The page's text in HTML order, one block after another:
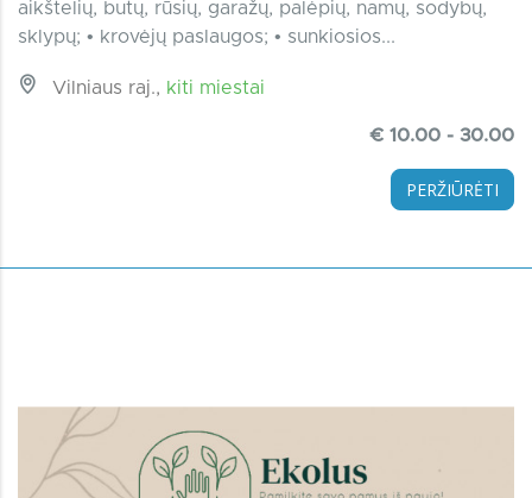
aikštelių, butų, rūsių, garažų, palėpių, namų, sodybų,
sklypų; • krovėjų paslaugos; • sunkiosios...
Vilniaus raj., kiti miestai
€ 10.00 - 30.00
PERŽIŪRĖTI